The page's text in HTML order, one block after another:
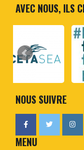
AVEC NOUS, ILS
NOUS SUIVRE
MENU